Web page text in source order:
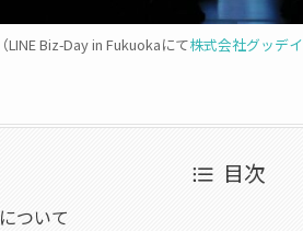
（LINE Biz-Day in Fukuokaにて株式会社グッデイ
目次
ついて